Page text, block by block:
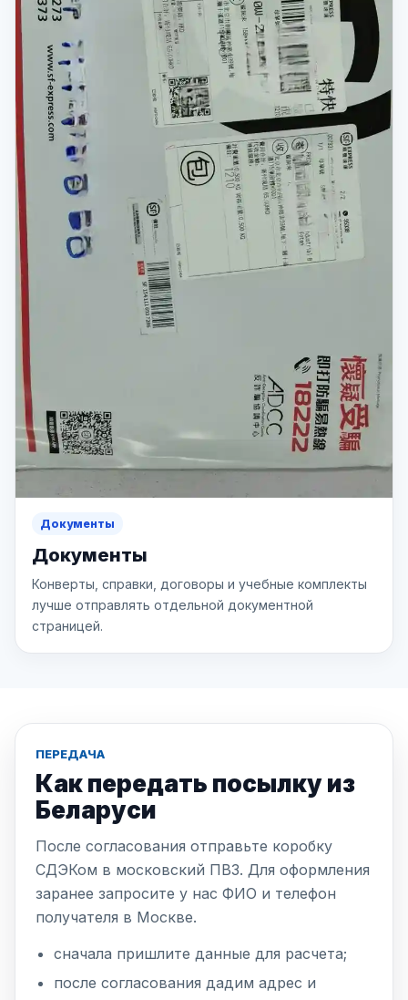
Документы
Документы
Конверты, справки, договоры и учебные комплекты
лучше отправлять отдельной документной
страницей.
ПЕРЕДАЧА
Как передать посылку из
Беларуси
После согласования отправьте коробку
СДЭКом в московский ПВЗ. Для оформления
заранее запросите у нас ФИО и телефон
получателя в Москве.
сначала пришлите данные для расчета;
после согласования дадим адрес и